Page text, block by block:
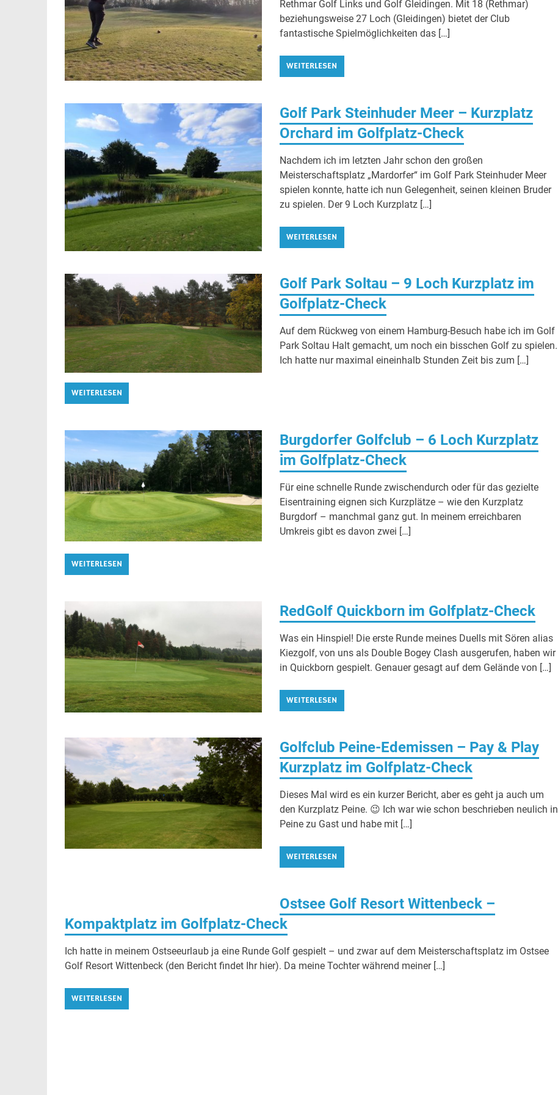
Rethmar Golf Links und Golf Gleidingen. Mit 18 (Rethmar)
beziehungsweise 27 Loch (Gleidingen) bietet der Club
fantastische Spielmöglichkeiten das […]
WEITERLESEN
Golf Park Steinhuder Meer – Kurzplatz
Orchard im Golfplatz-Check
Nachdem ich im letzten Jahr schon den großen
Meisterschaftsplatz „Mardorfer“ im Golf Park Steinhuder Meer
spielen konnte, hatte ich nun Gelegenheit, seinen kleinen Bruder
zu spielen. Der 9 Loch Kurzplatz […]
WEITERLESEN
Golf Park Soltau – 9 Loch Kurzplatz im
Golfplatz-Check
Auf dem Rückweg von einem Hamburg-Besuch habe ich im Golf
Park Soltau Halt gemacht, um noch ein bisschen Golf zu spielen.
Ich hatte nur maximal eineinhalb Stunden Zeit bis zum […]
WEITERLESEN
Burgdorfer Golfclub – 6 Loch Kurzplatz
im Golfplatz-Check
Für eine schnelle Runde zwischendurch oder für das gezielte
Eisentraining eignen sich Kurzplätze – wie den Kurzplatz
Burgdorf – manchmal ganz gut. In meinem erreichbaren
Umkreis gibt es davon zwei […]
WEITERLESEN
RedGolf Quickborn im Golfplatz-Check
Was ein Hinspiel! Die erste Runde meines Duells mit Sören alias
Kiezgolf, von uns als Double Bogey Clash ausgerufen, haben wir
in Quickborn gespielt. Genauer gesagt auf dem Gelände von […]
WEITERLESEN
Golfclub Peine-Edemissen – Pay & Play
Kurzplatz im Golfplatz-Check
Dieses Mal wird es ein kurzer Bericht, aber es geht ja auch um
den Kurzplatz Peine. 😉 Ich war wie schon beschrieben neulich in
Peine zu Gast und habe mit […]
WEITERLESEN
Ostsee Golf Resort Wittenbeck –
Kompaktplatz im Golfplatz-Check
Ich hatte in meinem Ostseeurlaub ja eine Runde Golf gespielt – und zwar auf dem Meisterschaftsplatz im Ostsee
Golf Resort Wittenbeck (den Bericht findet Ihr hier). Da meine Tochter während meiner […]
WEITERLESEN